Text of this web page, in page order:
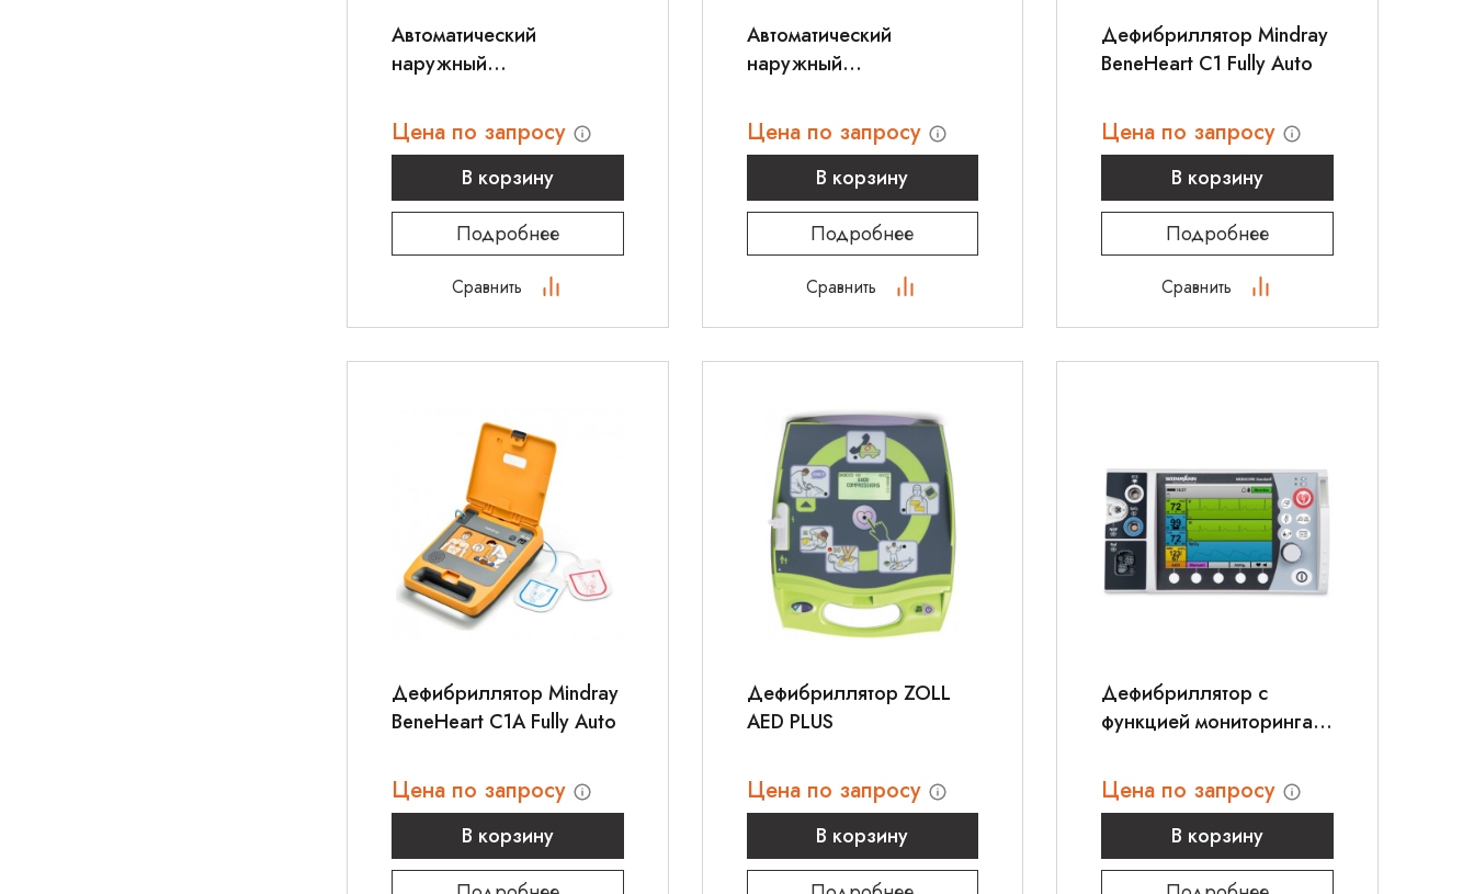
Автоматический
наружный
BeneHeart C1A
Цена по запросу
В корзину
Подробнее
Сравнить
Автоматический
наружный
BeneHeart C2
Цена по запросу
В корзину
Подробнее
Сравнить
Дефибриллятор Mindray
BeneHeart C1 Fully Auto
Цена по запросу
В корзину
Подробнее
Сравнить
Дефибриллятор Mindray
BeneHeart C1A Fully Auto
Цена по запросу
В корзину
Дефибриллятор ZOLL
AED PLUS
Цена по запросу
В корзину
Дефибриллятор с
функцией мониторинга
Standard
Цена по запросу
В корзину